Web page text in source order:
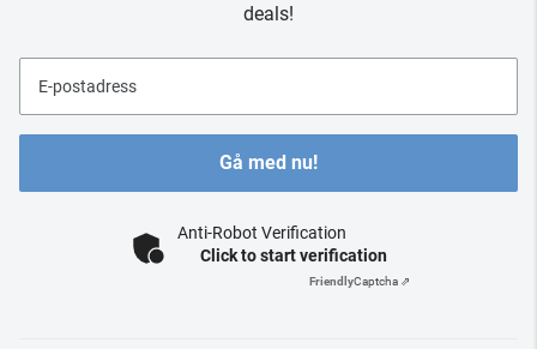
deals!
E-postadress
Gå med nu!
Anti-Robot Verification
Click to start verification
FriendlyCaptcha ⇗